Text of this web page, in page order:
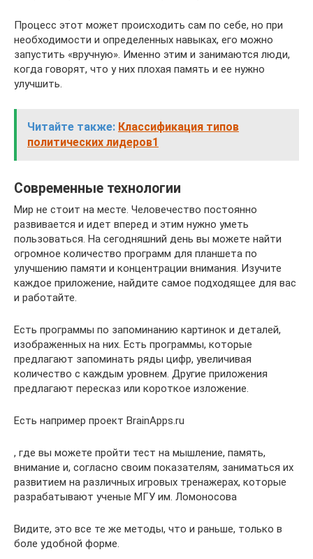
Процесс этот может происходить сам по себе, но при
необходимости и определенных навыках, его можно
запустить «вручную». Именно этим и занимаются люди,
когда говорят, что у них плохая память и ее нужно
улучшить.
Читайте также: Классификация типов
политических лидеров1
Современные технологии
Мир не стоит на месте. Человечество постоянно
развивается и идет вперед и этим нужно уметь
пользоваться. На сегодняшний день вы можете найти
огромное количество программ для планшета по
улучшению памяти и концентрации внимания. Изучите
каждое приложение, найдите самое подходящее для вас
и работайте.
Есть программы по запоминанию картинок и деталей,
изображенных на них. Есть программы, которые
предлагают запоминать ряды цифр, увеличивая
количество с каждым уровнем. Другие приложения
предлагают пересказ или короткое изложение.
Есть например проект BrainApps.ru
, где вы можете пройти тест на мышление, память,
внимание и, согласно своим показателям, заниматься их
развитием на различных игровых тренажерах, которые
разрабатывают ученые МГУ им. Ломоносова
Видите, это все те же методы, что и раньше, только в
боле удобной форме.